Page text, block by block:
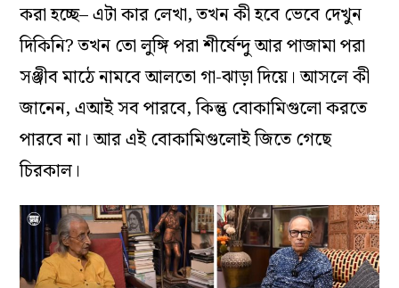
করা হচ্ছে– এটা কার লেখা, তখন কী হবে ভেবে দেখুন
দিকিনি? তখন তো লুঙ্গি পরা শীর্ষেন্দু আর পাজামা পরা
সঞ্জীব মাঠে নামবে আলতো গা-ঝাড়া দিয়ে। আসলে কী
জানেন, এআই সব পারবে, কিন্তু বোকামিগুলো করতে
পারবে না। আর এই বোকামিগুলোই জিতে গেছে
চিরকাল।